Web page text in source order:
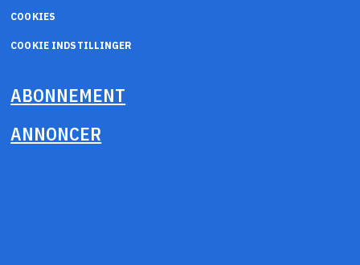
COOKIES
COOKIE INDSTILLINGER
ABONNEMENT
ANNONCER